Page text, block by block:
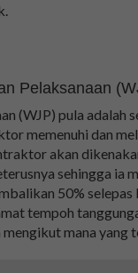
Pelaksanaan
(WJP) pula adalah
memenuhi dan
akan
sehingga ia
50%
tempoh
mana yang